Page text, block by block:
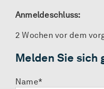
Anmeldeschluss:
2 Wochen vor dem
Melden Sie sich
Name*